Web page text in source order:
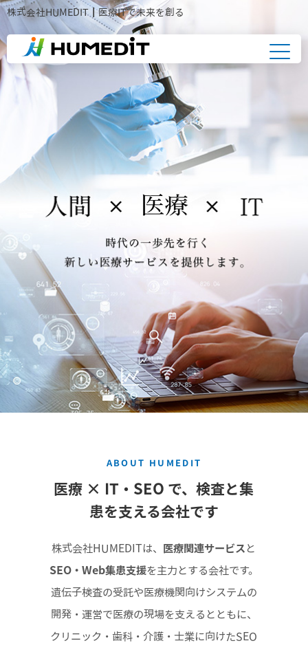
株式会社HUMEDIT┃医療ITで未来を創る
ABOUT HUMEDIT
医療 × IT・SEO で、検査と集
患を支える会社です
株式会社HUMEDITは、 医療関連サービス と
SEO・Web集患支援を主力とする会社です。
遺伝子検査の受託や医療機関向けシステムの
開発・運営で医療の現場を支えるとともに、
クリニック・歯科・介護・士業に向けたSEO